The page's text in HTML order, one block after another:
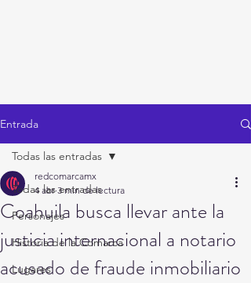
Entrada
Todas las entradas
Personajes
Historia de la Comarca
Lugares
Todas las entradas
Coahuila busca llevar ante la
justicia internacional a notario
acusado de fraude inmobiliario
redcomarcamx
4 abr 3 min de lectura